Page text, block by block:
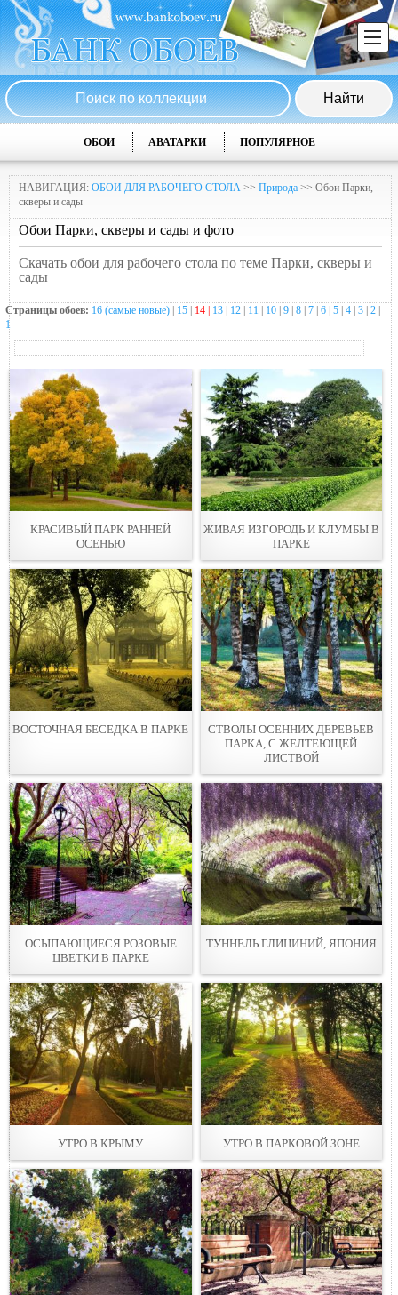
ОБОИ АВАТАРКИ ПОПУЛЯРНОЕ
НАВИГАЦИЯ: ОБОИ ДЛЯ РАБОЧЕГО СТОЛА >> Природа >> Обои Парки,
скверы и сады
Обои Парки, скверы и сады и фото
Скачать обои для рабочего стола по теме Парки, скверы и
сады
Страницы обоев: 16 (самые новые) 15 14 | 13 12 11 10 9 8 7 6 5 4 3 2
1
КРАСИВЫЙ ПАРК РАННЕЙ
ОСЕНЬЮ
ЖИВАЯ ИЗГОРОДЬ И КЛУМБЫ В
ПАРКЕ
ВОСТОЧНАЯ БЕСЕДКА В ПАРКЕ
СТВОЛЫ ОСЕННИХ ДЕРЕВЬЕВ
ПАРКА, С ЖЕЛТЕЮЩЕЙ
ЛИСТВОЙ
ОСЫПАЮЩИЕСЯ РОЗОВЫЕ
ЦВЕТКИ В ПАРКЕ
ТУННЕЛЬ ГЛИЦИНИЙ, ЯПОНИЯ
УТРО В КРЫМУ УТРО В ПАРКОВОЙ ЗОНЕ